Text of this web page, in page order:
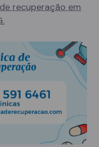
recuperação em